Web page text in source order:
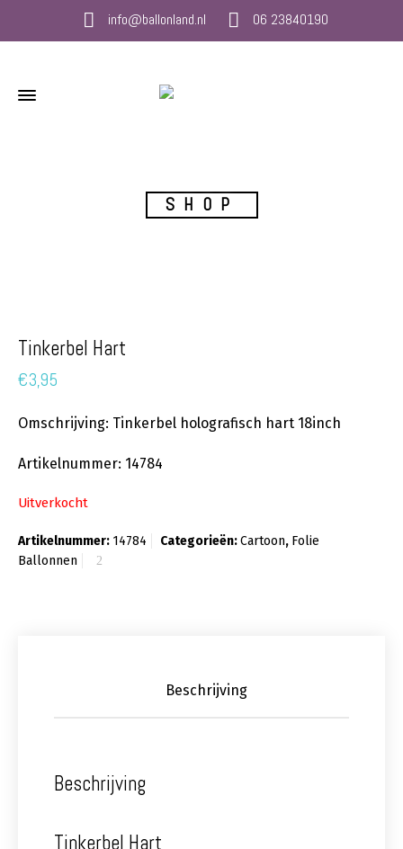
info@ballonland.nl 06 23840190
SHOP
Tinkerbel Hart
€3,95
Omschrijving: Tinkerbel holografisch hart 18inch
Artikelnummer: 14784
Uitverkocht
Artikelnummer: 14784 Categorieën:Cartoon, Folie
Ballonnen
Beschrijving
Beschrijving
Tinkerbel Hart